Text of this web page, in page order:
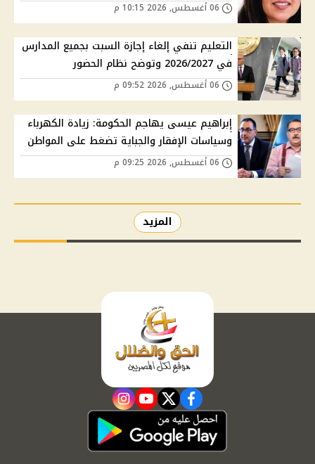
التعليم تنفي إلغاء إجازة السبت بجميع المدارس
في 2026/2027 وتوضح نظام الحضور
إبراهيم عيسى يهاجم الحكومة: زيادة الكهرباء
وسياسات الإفقار والجباية تضغط على المواطن
المزيد
facebook
twitter
youtube
instagram